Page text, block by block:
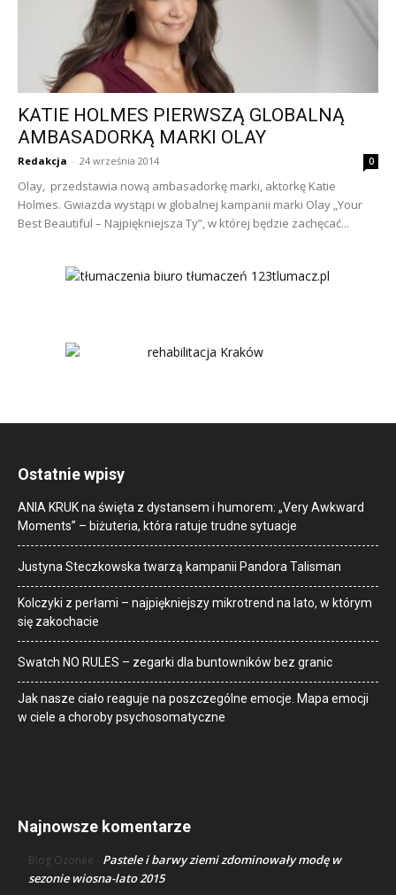
KATIE HOLMES PIERWSZĄ GLOBALNĄ
AMBASADORKĄ MARKI OLAY
Redakcja - 24 września 2014 0
Olay, przedstawia nową ambasadorkę marki, aktorkę Katie
Holmes. Gwiazda wystąpi w globalnej kampanii marki Olay „Your
Best Beautiful – Najpiękniejsza Ty”, w której będzie zachęcać...
Ostatnie wpisy
ANIA KRUK na święta z dystansem i humorem: „Very Awkward
Moments” – biżuteria, która ratuje trudne sytuacje
Justyna Steczkowska twarzą kampanii Pandora Talisman
Kolczyki z perłami – najpiękniejszy mikrotrend na lato, w którym
się zakochacie
Swatch NO RULES – zegarki dla buntowników bez granic
Jak nasze ciało reaguje na poszczególne emocje. Mapa emocji
w ciele a choroby psychosomatyczne
Najnowsze komentarze
Blog Ozonee - Pastele i barwy ziemi zdominowały modę w
sezonie wiosna-lato 2015